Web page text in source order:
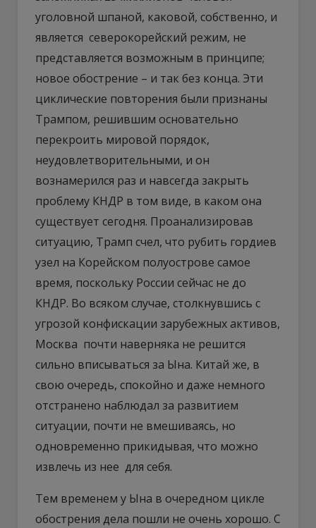
уголовной шпаной, каковой, собственно, и
является северокорейский режим, не
представляется возможным в принципе;
новое обострение – и так без конца. Эти
циклические повторения были признаны
Трампом, решившим основательно
перекроить мировой порядок,
неудовлетворительными, и он
вознамерился раз и навсегда закрыть
проблему КНДР в том виде, в каком она
существует сегодня. Проанализировав
ситуацию, Трамп счел, что рубить гордиев
узел на Корейском полуострове самое
время, поскольку России сейчас не до
КНДР. Во всяком случае, столкнувшись с
угрозой конфискации зарубежных активов,
Москва почти наверняка не решится
сильно вписываться за Ына. Китай же, в
свою очередь, спокойно и даже немного
отстранено наблюдал за развитием
ситуации, почти не вмешиваясь, но
одновременно прикидывая, что можно
извлечь из нее для себя.
Тем временем у Ына в очередном цикле
обострения дела пошли не очень хорошо. С